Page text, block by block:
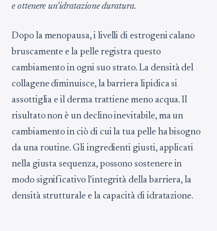
e ottenere un'idratazione duratura.
Dopo la menopausa, i livelli di estrogeni calano
bruscamente e la pelle registra questo
cambiamento in ogni suo strato. La densità del
collagene diminuisce, la barriera lipidica si
assottiglia e il derma trattiene meno acqua. Il
risultato non è un declino inevitabile, ma un
cambiamento in ciò di cui la tua pelle ha bisogno
da una routine. Gli ingredienti giusti, applicati
nella giusta sequenza, possono sostenere in
modo significativo l'integrità della barriera, la
densità strutturale e la capacità di idratazione.